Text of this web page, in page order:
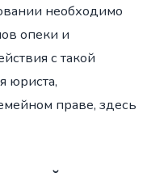
необходимо
опеки и
с такой
юриста,
праве, здесь